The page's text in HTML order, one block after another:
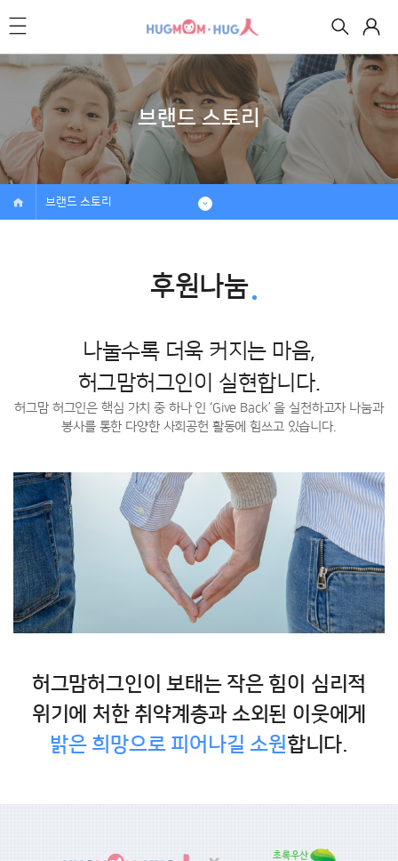
브랜드 스토리
브랜드 스토리
후원나눔
나눌수록 더욱 커지는 마음,
허그맘허그인이 실현합니다.
허그맘 허그인은 핵심 가치 중 하나 인 ‘Give Back’ 을 실천하고자 나눔과
봉사를 통한 다양한 사회공헌 활동에 힘쓰고 있습니다.
허그맘허그인이 보태는 작은 힘이 심리적
위기에 처한 취약계층과 소외된 이웃에게
밝은 희망으로 피어나길 소원합니다.